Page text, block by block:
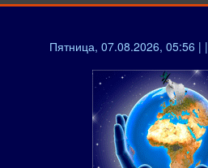
Пятница, 07.08.2026, 05:56 | |